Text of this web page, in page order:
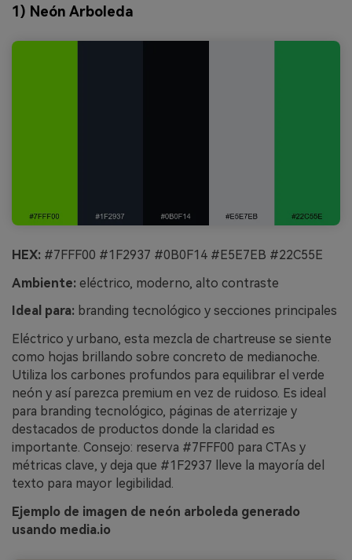
1) Neón Arboleda
HEX: #7FFF00 #1F2937 #0B0F14 #E5E7EB #22C55E
Ambiente: eléctrico, moderno, alto contraste
Ideal para: branding tecnológico y secciones principales
Eléctrico y urbano, esta mezcla de chartreuse se siente
como hojas brillando sobre concreto de medianoche.
Utiliza los carbones profundos para equilibrar el verde
neón y así parezca premium en vez de ruidoso. Es ideal
para branding tecnológico, páginas de aterrizaje y
destacados de productos donde la claridad es
importante. Consejo: reserva #7FFF00 para CTAs y
métricas clave, y deja que #1F2937 lleve la mayoría del
texto para mayor legibilidad.
Ejemplo de imagen de neón arboleda generado
usando media.io